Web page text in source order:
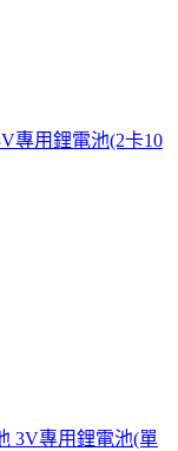
專用鋰電池(2卡10
3V專用鋰電池(單